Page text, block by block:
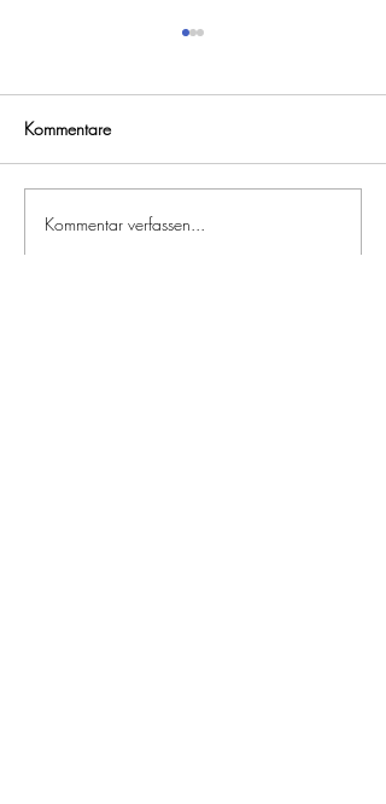
Kommentare
Kommentar verfassen...